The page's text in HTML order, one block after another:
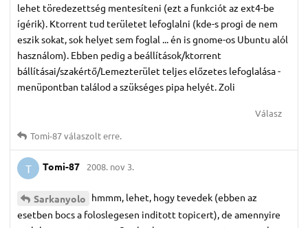
lehet töredezettség mentesíteni (ezt a funkciót az ext4-be
ígérik). Ktorrent tud területet lefoglalni (kde-s progi de nem
eszik sokat, sok helyet sem foglal ... én is gnome-os Ubuntu alól
használom). Ebben pedig a beállítások/ktorrent
bállításai/szakértő/Lemezterület teljes előzetes lefoglalása -
menüpontban találod a szükséges pipa helyét. Zoli
Válasz
Tomi-87válaszolt erre.
T Tomi-87 2008. nov 3.
Sarkanyolo hmmm, lehet, hogy tevedek (ebben az
esetben bocs a foloslegesen inditott topicert), de amennyire